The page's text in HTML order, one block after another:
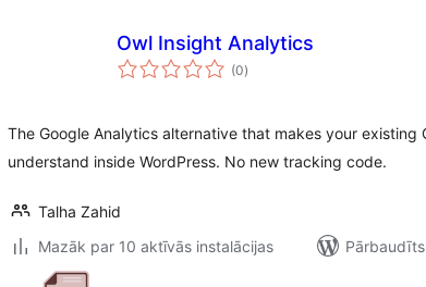
Owl Insight Analytics
(0vērtējumu
kopsumma
)
The Google Analytics alternative that makes your existing
understand inside WordPress. No new tracking code.
Talha Zahid
Mazāk par 10 aktīvās instalācijas